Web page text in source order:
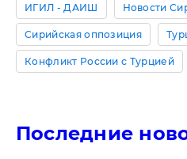
ИГИЛ - ДАИШ Новости
Сирийская оппозиция
Конфликт России с Турцией
Последние